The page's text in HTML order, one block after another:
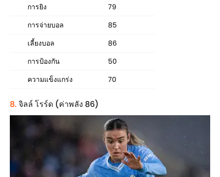
การยิง
79
การจ่ายบอล
85
เลี้ยงบอล
86
การป้องกัน
50
ความแข็งแกร่ง
70
8. จิลล์ โรร์ด (ค่าพลัง 86)